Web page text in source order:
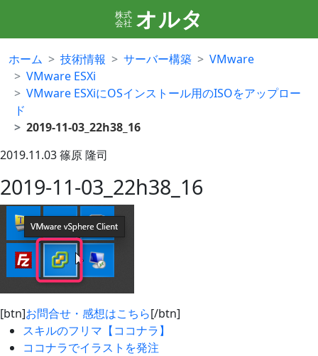
株式
会社 オルタ
ホーム 技術情報 サーバー構築
VMware
VMware ESXi
VMware ESXiにOSインストール用のISOをアップロー
ド
2019-11-03_22h38_16
2019.11.03篠原 隆司
2019-11-03_22h38_16
[btn]お問合せ・感想はこちら[/btn]
スキルのフリマ【ココナラ】
ココナラでイラストを発注